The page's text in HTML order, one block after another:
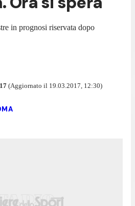
in prognosi riservata dopo
(Aggiornato il 19.03.2017, 12:30)